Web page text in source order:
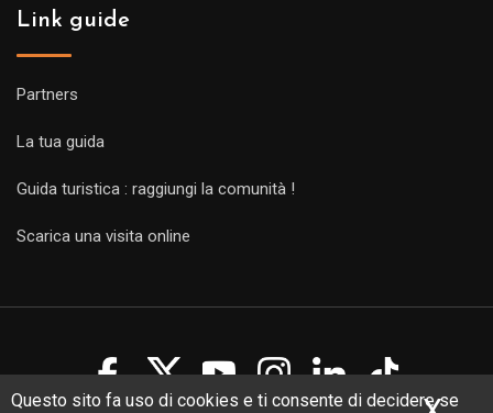
Questo sito fa uso di cookies e ti consente di decidere se
Link guide
Partners
La tua guida
Guida turistica : raggiungi la comunità !
Scarica una visita online